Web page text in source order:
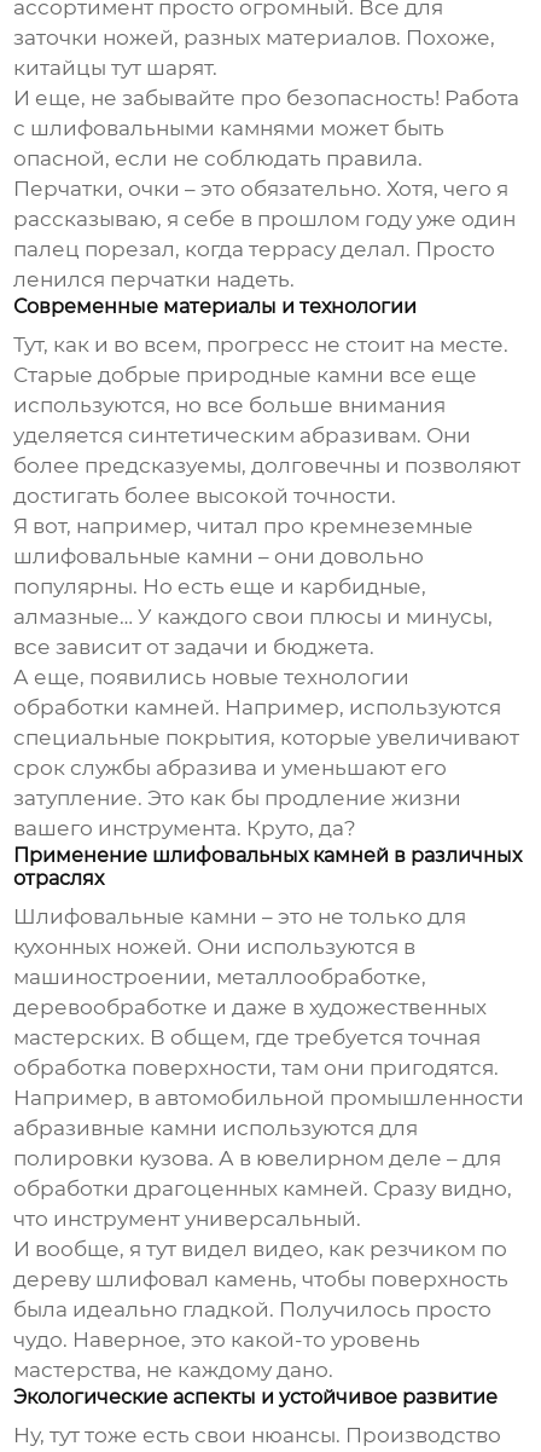
ассортимент просто огромный. Все для
заточки ножей, разных материалов. Похоже,
китайцы тут шарят.
И еще, не забывайте про безопасность! Работа
с шлифовальными камнями может быть
опасной, если не соблюдать правила.
Перчатки, очки – это обязательно. Хотя, чего я
рассказываю, я себе в прошлом году уже один
палец порезал, когда террасу делал. Просто
ленился перчатки надеть.
Современные материалы и технологии
Тут, как и во всем, прогресс не стоит на месте.
Старые добрые природные камни все еще
используются, но все больше внимания
уделяется синтетическим абразивам. Они
более предсказуемы, долговечны и позволяют
достигать более высокой точности.
Я вот, например, читал про кремнеземные
шлифовальные камни – они довольно
популярны. Но есть еще и карбидные,
алмазные… У каждого свои плюсы и минусы,
все зависит от задачи и бюджета.
А еще, появились новые технологии
обработки камней. Например, используются
специальные покрытия, которые увеличивают
срок службы абразива и уменьшают его
затупление. Это как бы продление жизни
вашего инструмента. Круто, да?
Применение шлифовальных камней в различных
отраслях
Шлифовальные камни – это не только для
кухонных ножей. Они используются в
машиностроении, металлообработке,
деревообработке и даже в художественных
мастерских. В общем, где требуется точная
обработка поверхности, там они пригодятся.
Например, в автомобильной промышленности
абразивные камни используются для
полировки кузова. А в ювелирном деле – для
обработки драгоценных камней. Сразу видно,
что инструмент универсальный.
И вообще, я тут видел видео, как резчиком по
дереву шлифовал камень, чтобы поверхность
была идеально гладкой. Получилось просто
чудо. Наверное, это какой-то уровень
мастерства, не каждому дано.
Экологические аспекты и устойчивое развитие
Ну, тут тоже есть свои нюансы. Производство